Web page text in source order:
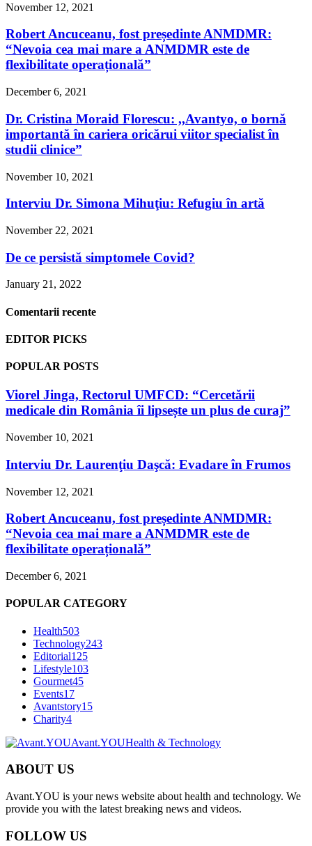
November 12, 2021
Robert Ancuceanu, fost președinte ANMDMR:
“Nevoia cea mai mare a ANMDMR este de
flexibilitate operațională”
December 6, 2021
Dr. Cristina Moraid Florescu: ,,Avantyo, o bornă
importantă în cariera oricărui viitor specialist în
studii clinice”
November 10, 2021
Interviu Dr. Simona Mihuţiu: Refugiu în artă
November 22, 2021
De ce persistă simptomele Covid?
January 21, 2022
Comentarii recente
EDITOR PICKS
POPULAR POSTS
Viorel Jinga, Rectorul UMFCD: “Cercetării
medicale din România îi lipsește un plus de curaj”
November 10, 2021
Interviu Dr. Laurenţiu Daşcă: Evadare în Frumos
November 12, 2021
Robert Ancuceanu, fost președinte ANMDMR:
“Nevoia cea mai mare a ANMDMR este de
flexibilitate operațională”
December 6, 2021
POPULAR CATEGORY
Health503
Technology243
Editorial125
Lifestyle103
Gourmet45
Events17
Avantstory15
Charity4
Avant.YOUHealth & Technology
ABOUT US
Avant.YOU is your news website about health and technology. We
provide you with the latest breaking news and videos.
FOLLOW US